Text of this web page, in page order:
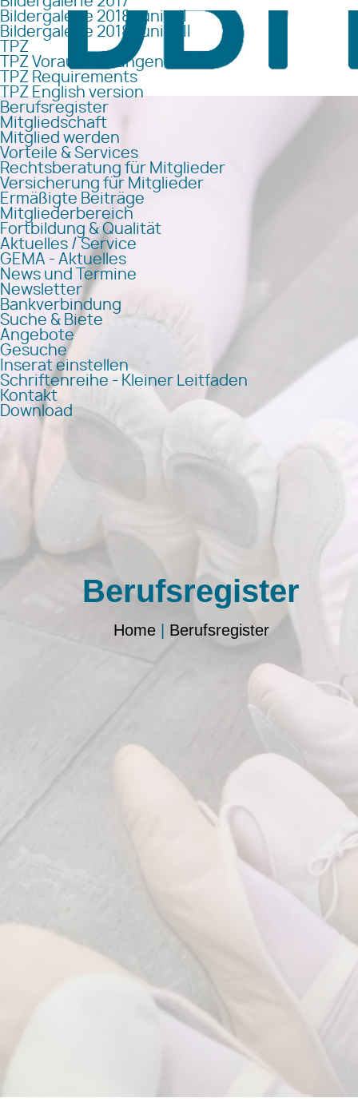
Bildergalerie 2018 Junior I
Bildergalerie 2018 Junior II
TPZ
TPZ Voraussetzungen
TPZ Requirements
TPZ English version
Berufsregister
Mitgliedschaft
Mitglied werden
Vorteile & Services
Rechtsberatung für Mitglieder
Versicherung für Mitglieder
Ermäßigte Beiträge
Mitgliederbereich
Fortbildung & Qualität
Aktuelles / Service
GEMA - Aktuelles
News und Termine
Newsletter
Bankverbindung
Suche & Biete
Angebote
Gesuche
Inserat einstellen
Schriftenreihe - Kleiner Leitfaden
Kontakt
Download
Berufsregister
Home| Berufsregister